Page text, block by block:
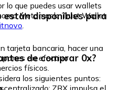
lo que puedes usar wallets
Metamask, Trust Wallet
.
están disponibles para
tarjeta bancaria, hacer una
en efectivo
físicos.
de comprar 0x?
los siguientes puntos: